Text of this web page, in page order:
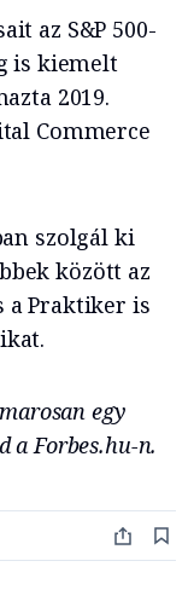
az S&P 500-
is kiemelt
2019.
Commerce
szolgál ki
között az
a Praktiker is
egy
a Forbes.hu-n.